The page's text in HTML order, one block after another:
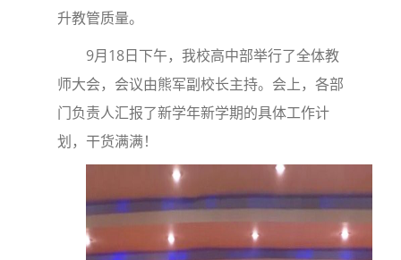
升教管质量。
9月18日下午，我校高中部举行了全体教
师大会，会议由熊军副校长主持。会上，各部
门负责人汇报了新学年新学期的具体工作计
划，干货满满！